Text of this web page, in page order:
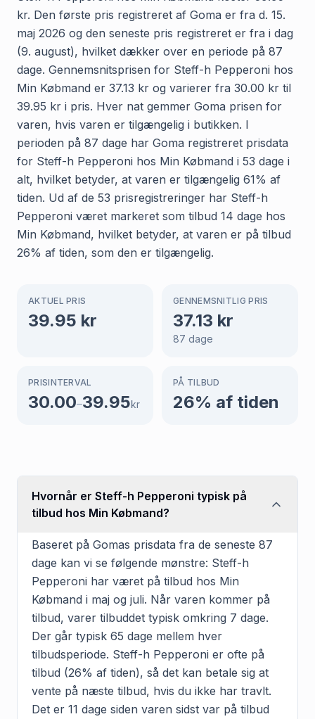
kr. Den første pris registreret af Goma er fra d. 15.
maj 2026 og den seneste pris registreret er fra i dag
(9. august), hvilket dækker over en periode på 87
dage. Gennemsnitsprisen for Steff-h Pepperoni hos
Min Købmand er 37.13 kr og varierer fra 30.00 kr til
39.95 kr i pris. Hver nat gemmer Goma prisen for
varen, hvis varen er tilgængelig i butikken. I
perioden på 87 dage har Goma registreret prisdata
for Steff-h Pepperoni hos Min Købmand i 53 dage i
alt, hvilket betyder, at varen er tilgængelig 61% af
tiden. Ud af de 53 prisregistreringer har Steff-h
Pepperoni været markeret som tilbud 14 dage hos
Min Købmand, hvilket betyder, at varen er på tilbud
26% af tiden, som den er tilgængelig.
AKTUEL PRIS
39.95 kr
GENNEMSNITLIG PRIS
37.13 kr
87 dage
PRISINTERVAL
30.00–39.95kr
PÅ TILBUD
26% af tiden
Hvornår er Steff-h Pepperoni typisk på
tilbud hos Min Købmand?
Baseret på Gomas prisdata fra de seneste 87
dage kan vi se følgende mønstre: Steff-h
Pepperoni har været på tilbud hos Min
Købmand i maj og juli. Når varen kommer på
tilbud, varer tilbuddet typisk omkring 7 dage.
Der går typisk 65 dage mellem hver
tilbudsperiode. Steff-h Pepperoni er ofte på
tilbud (26% af tiden), så det kan betale sig at
vente på næste tilbud, hvis du ikke har travlt.
Det er 11 dage siden varen sidst var på tilbud